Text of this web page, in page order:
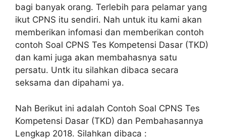
bagi banyak orang. Terlebih para pelamar yang
ikut CPNS itu sendiri. Nah untuk itu kami akan
memberikan infomasi dan memberikan contoh
contoh Soal CPNS Tes Kompetensi Dasar (TKD)
dan kami juga akan membahasnya satu
persatu. Untk itu silahkan dibaca secara
seksama dan dipahami ya.
Nah Berikut ini adalah Contoh Soal CPNS Tes
Kompetensi Dasar (TKD) dan Pembahasannya
Lengkap 2018. Silahkan dibaca :